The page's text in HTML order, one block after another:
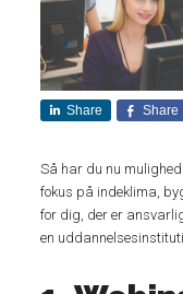
Share Share
Så har du nu
fokus på indeklima,
for dig, der er
en